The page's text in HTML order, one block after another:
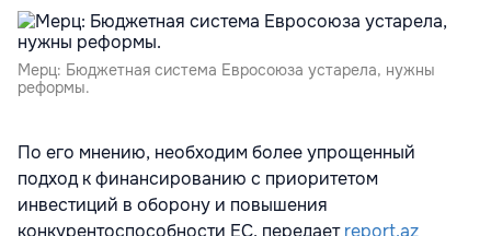
Мерц: Бюджетная система Евросоюза устарела, нужны
реформы.
По его мнению, необходим более упрощенный
подход к финансированию с приоритетом
инвестиций в оборону и повышения
конкурентоспособности ЕС, передаетreport.az